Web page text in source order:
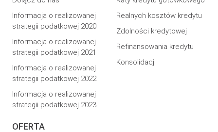
Informacja o realizowanej
strategii podatkowej 2020
Informacja o realizowanej
strategii podatkowej 2021
Informacja o realizowanej
strategii podatkowej 2022
Informacja o realizowanej
strategii podatkowej 2023
OFERTA
Realnych kosztów kredytu
Zdolności kredytowej
Refinansowania kredytu
Konsolidacji